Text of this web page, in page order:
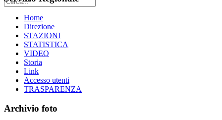
Home
Direzione
STAZIONI
STATISTICA
VIDEO
Storia
Link
Accesso utenti
TRASPARENZA
Archivio foto